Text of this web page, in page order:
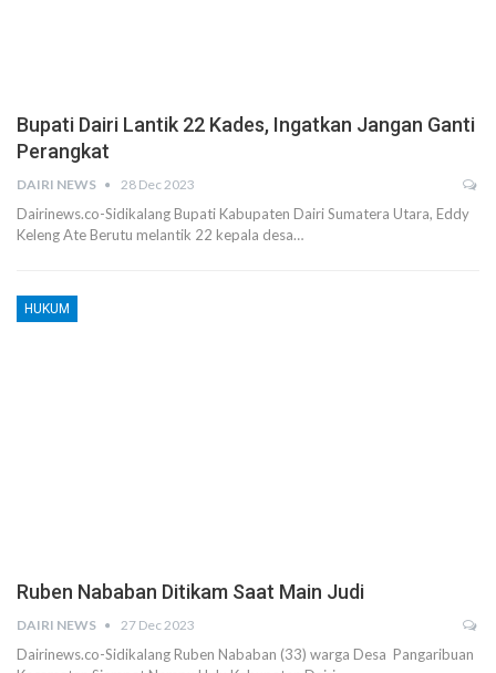
Bupati Dairi Lantik 22 Kades, Ingatkan Jangan Ganti
Perangkat
DAIRI NEWS 28 Dec 2023
Dairinews.co-Sidikalang Bupati Kabupaten Dairi Sumatera Utara, Eddy
Keleng Ate Berutu melantik 22 kepala desa…
HUKUM
Ruben Nababan Ditikam Saat Main Judi
DAIRI NEWS 27 Dec 2023
Dairinews.co-Sidikalang Ruben Nababan (33) warga Desa Pangaribuan